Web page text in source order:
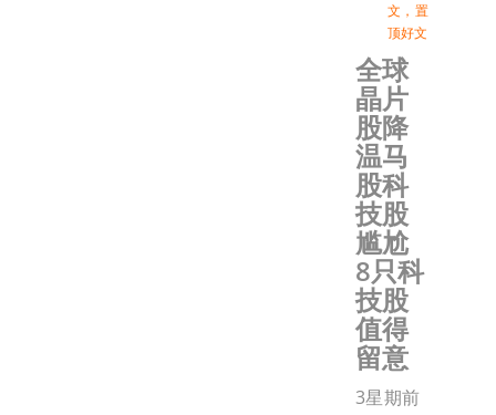
文 ， 置
顶好文
全球
晶片
股降
温马
股科
技股
尴尬
8只科
技股
值得
留意
3星期前